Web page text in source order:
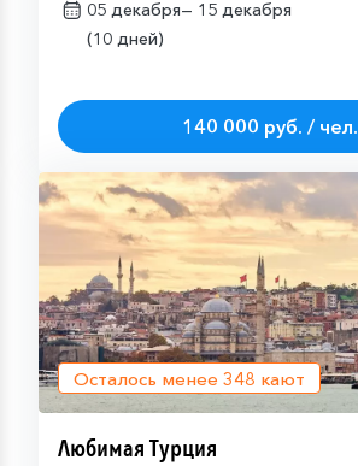
05 декабря— 15 декабря
(10 дней)
140 000 руб. / чел.
Осталось менее 348 кают
Любимая Турция